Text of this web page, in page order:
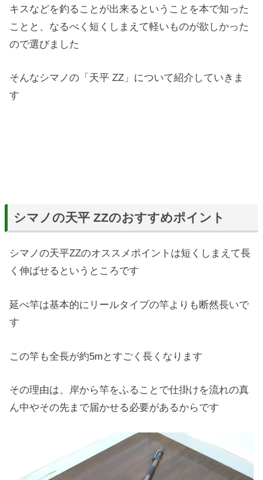
キスなどを釣ることが出来るということを本で知った
ことと、なるべく短くしまえて軽いものが欲しかった
ので選びました
そんなシマノの「天平 ZZ」について紹介していきま
す
シマノの天平 ZZのおすすめポイント
シマノの天平ZZのオススメポイントは短くしまえて長
く伸ばせるというところです
延べ竿は基本的にリールタイプの竿よりも断然長いで
す
この竿も全長が約5mとすごく長くなります
その理由は、岸から竿をふることで仕掛けを流れの真
ん中やその先まで届かせる必要があるからです